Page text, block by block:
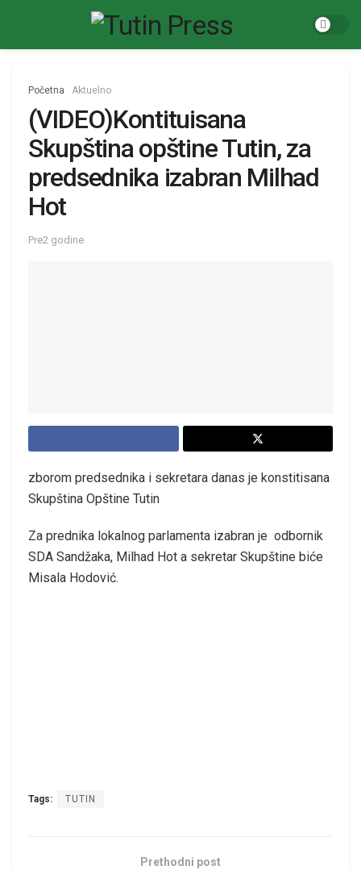
Početna Aktuelno
(VIDEO)Kontituisana
Skupština opštine Tutin, za
predsednika izabran Milhad
Hot
Pre2 godine
zborom predsednika i sekretara danas je konstitisana
Skupština Opštine Tutin
Za prednika lokalnog parlamenta izabran je odbornik
SDA Sandžaka, Milhad Hot a sekretar Skupštine biće
Misala Hodović.
Tags: TUTIN
Prethodni post